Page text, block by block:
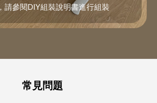
請參閱DIY組裝說明書進行組裝
常見問題